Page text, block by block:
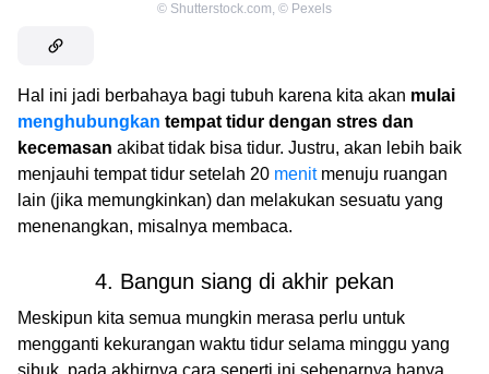
© Shutterstock.com, © Pexels
Hal ini jadi berbahaya bagi tubuh karena kita akan mulai
menghubungkan tempat tidur dengan stres dan
kecemasan akibat tidak bisa tidur. Justru, akan lebih baik
menjauhi tempat tidur setelah 20 menitmenuju ruangan
lain (jika memungkinkan) dan melakukan sesuatu yang
menenangkan, misalnya membaca.
4. Bangun siang di akhir pekan
Meskipun kita semua mungkin merasa perlu untuk
mengganti kekurangan waktu tidur selama minggu yang